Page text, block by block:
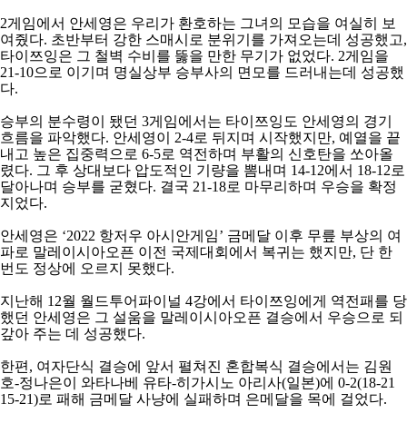
2게임에서 안세영은 우리가 환호하는 그녀의 모습을 여실히 보
여줬다. 초반부터 강한 스매시로 분위기를 가져오는데 성공했고,
타이쯔잉은 그 철벽 수비를 뚫을 만한 무기가 없었다. 2게임을
21-10으로 이기며 명실상부 승부사의 면모를 드러내는데 성공했
다.
승부의 분수령이 됐던 3게임에서는 타이쯔잉도 안세영의 경기
흐름을 파악했다. 안세영이 2-4로 뒤지며 시작했지만, 예열을 끝
내고 높은 집중력으로 6-5로 역전하며 부활의 신호탄을 쏘아올
렸다. 그 후 상대보다 압도적인 기량을 뽐내며 14-12에서 18-12로
달아나며 승부를 굳혔다. 결국 21-18로 마무리하며 우승을 확정
지었다.
안세영은 ‘2022 항저우 아시안게임’ 금메달 이후 무릎 부상의 여
파로 말레이시아오픈 이전 국제대회에서 복귀는 했지만, 단 한
번도 정상에 오르지 못했다.
지난해 12월 월드투어파이널 4강에서 타이쯔잉에게 역전패를 당
했던 안세영은 그 설움을 말레이시아오픈 결승에서 우승으로 되
갚아 주는 데 성공했다.
한편, 여자단식 결승에 앞서 펼쳐진 혼합복식 결승에서는 김원
호-정나은이 와타나베 유타-히가시노 아리사(일본)에 0-2(18-21
15-21)로 패해 금메달 사냥에 실패하며 은메달을 목에 걸었다.